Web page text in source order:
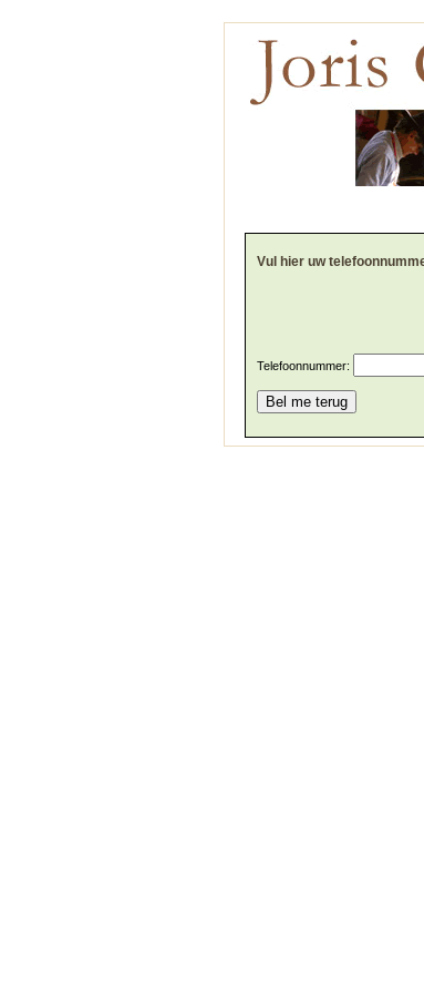
Vul hier uw
Telefoonnummer: